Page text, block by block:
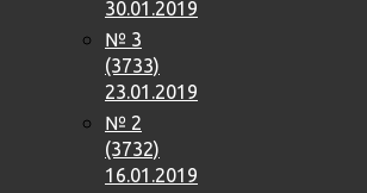
30.01.2019
№ 3
(3733)
23.01.2019
№ 2
(3732)
16.01.2019